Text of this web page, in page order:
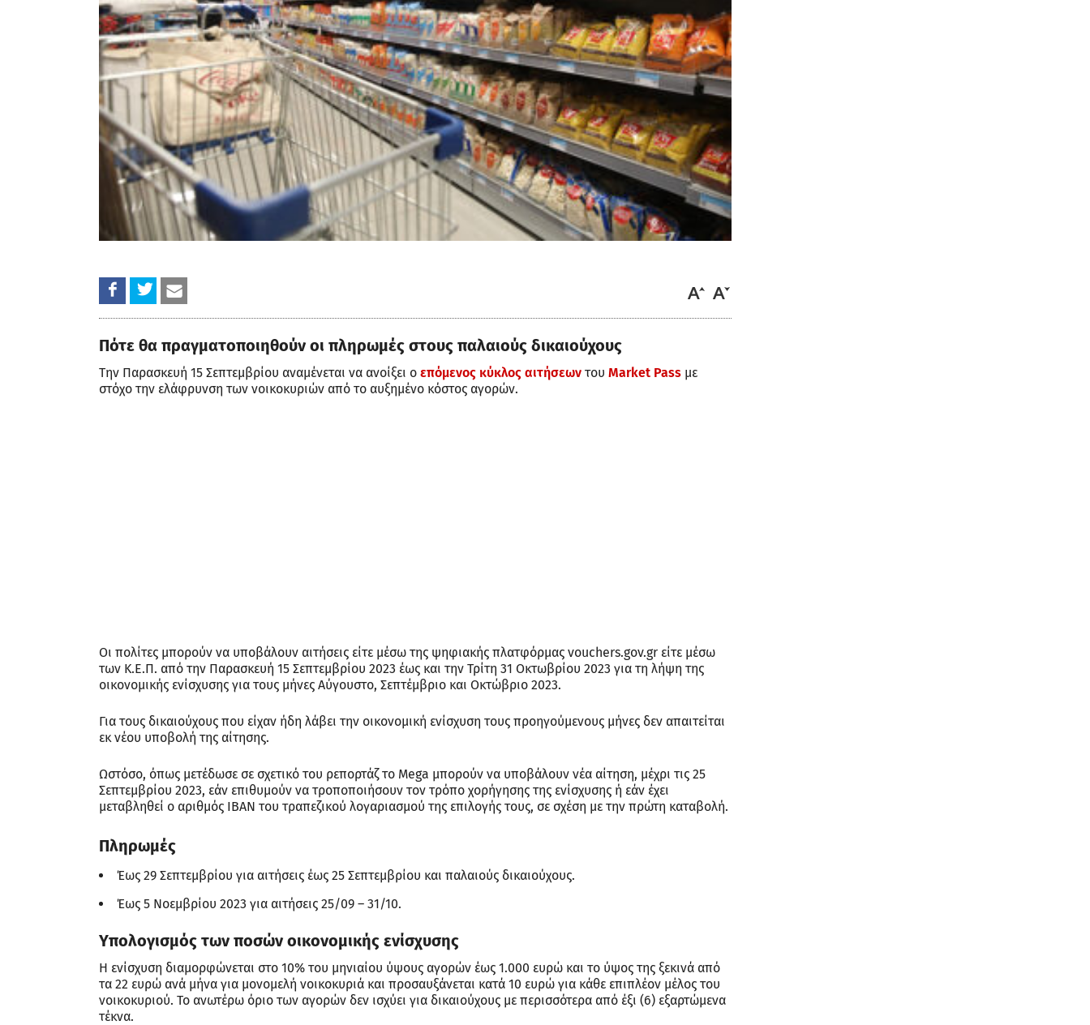
Πότε θα πραγματοποιηθούν οι πληρωμές στους παλαιούς δικαιούχους
Την Παρασκευή 15 Σεπτεμβρίου αναμένεται να ανοίξει ο επόμενος κύκλος αιτήσεων του Market Pass με
στόχο την ελάφρυνση των νοικοκυριών από το αυξημένο κόστος αγορών.
Οι πολίτες μπορούν να υποβάλουν αιτήσεις είτε μέσω της ψηφιακής πλατφόρμας vouchers.gov.gr είτε μέσω
των Κ.Ε.Π. από την Παρασκευή 15 Σεπτεμβρίου 2023 έως και την Τρίτη 31 Οκτωβρίου 2023 για τη λήψη της
οικονομικής ενίσχυσης για τους μήνες Αύγουστο, Σεπτέμβριο και Οκτώβριο 2023.
Για τους δικαιούχους που είχαν ήδη λάβει την οικονομική ενίσχυση τους προηγούμενους μήνες δεν απαιτείται
εκ νέου υποβολή της αίτησης.
Ωστόσο, όπως μετέδωσε σε σχετικό του ρεπορτάζ το Mega μπορούν να υποβάλουν νέα αίτηση, μέχρι τις 25
Σεπτεμβρίου 2023, εάν επιθυμούν να τροποποιήσουν τον τρόπο χορήγησης της ενίσχυσης ή εάν έχει
μεταβληθεί ο αριθμός IBAN του τραπεζικού λογαριασμού της επιλογής τους, σε σχέση με την πρώτη καταβολή.
Πληρωμές
Έως 29 Σεπτεμβρίου για αιτήσεις έως 25 Σεπτεμβρίου και παλαιούς δικαιούχους.
Έως 5 Νοεμβρίου 2023 για αιτήσεις 25/09 – 31/10.
Υπολογισμός των ποσών οικονομικής ενίσχυσης
Η ενίσχυση διαμορφώνεται στο 10% του μηνιαίου ύψους αγορών έως 1.000 ευρώ και το ύψος της ξεκινά από
τα 22 ευρώ ανά μήνα για μονομελή νοικοκυριά και προσαυξάνεται κατά 10 ευρώ για κάθε επιπλέον μέλος του
νοικοκυριού. Το ανωτέρω όριο των αγορών δεν ισχύει για δικαιούχους με περισσότερα από έξι (6) εξαρτώμενα
τέκνα.